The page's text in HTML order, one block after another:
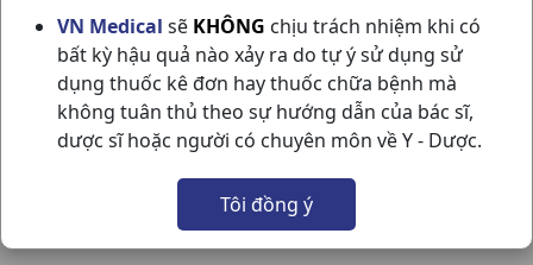
VN Medical sẽ KHÔNG chịu trách nhiệm khi có
bất kỳ hậu quả nào xảy ra do tự ý sử dụng sử
dụng thuốc kê đơn hay thuốc chữa bệnh mà
không tuân thủ theo sự hướng dẫn của bác sĩ,
dược sĩ hoặc người có chuyên môn về Y - Dược.
Tôi đồng ý
OVALAX H10V TRAPHACO
NSX:Traphaco
Nhóm hàng:Tiêu Hóa - Gan - Mật - Thận,
Chia sẻ qua mạng xã hội: